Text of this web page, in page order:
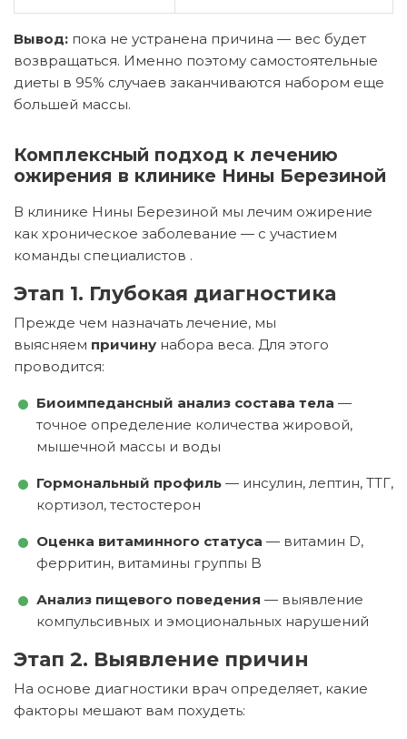
Вывод: пока не устранена причина — вес будет
возвращаться. Именно поэтому самостоятельные
диеты в 95% случаев заканчиваются набором еще
большей массы.
Комплексный подход к лечению
ожирения в клинике Нины Березиной
В клинике Нины Березиной мы лечим ожирение
как хроническое заболевание — с участием
команды специалистов .
Этап 1. Глубокая диагностика
Прежде чем назначать лечение, мы
выясняем причину набора веса. Для этого
проводится:
Биоимпедансный анализ состава тела —
точное определение количества жировой,
мышечной массы и воды
Гормональный профиль — инсулин, лептин, ТТГ,
кортизол, тестостерон
Оценка витаминного статуса — витамин D,
ферритин, витамины группы B
Анализ пищевого поведения — выявление
компульсивных и эмоциональных нарушений
Этап 2. Выявление причин
На основе диагностики врач определяет, какие
факторы мешают вам похудеть: